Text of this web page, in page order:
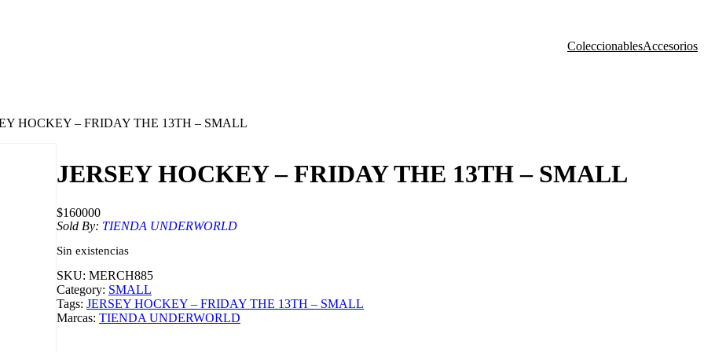
ColeccionablesAccesorios
HOCKEY – FRIDAY THE 13TH – SMALL
JERSEY HOCKEY – FRIDAY THE 13TH – SMALL
$160000
Sold By: TIENDA UNDERWORLD
Sin existencias
SKU: MERCH885
Category: SMALL
Tags: JERSEY HOCKEY – FRIDAY THE 13TH – SMALL
Marcas: TIENDA UNDERWORLD